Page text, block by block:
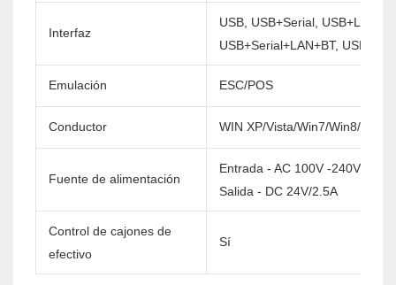
Interfaz
USB, USB+Serial, USB+LAN,
USB+Serial+LAN+BT,
Emulación ESC/POS
Conductor WIN XP/Vista/Win7/Win8/
Fuente de alimentación
Entrada - AC 100V -240V/60Hz
Salida - DC 24V/2.5A
Control de cajones de
efectivo
Sí